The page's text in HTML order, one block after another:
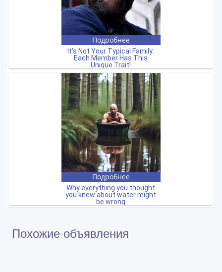
Похожие объявления